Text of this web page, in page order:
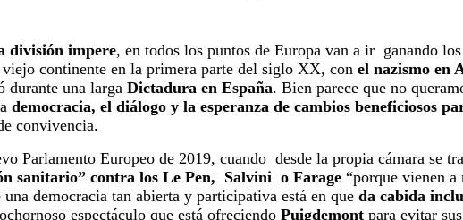
división impere, en todos los puntos de Europa van a ir ganando
continente en la primera parte del siglo XX, con el nazismo en
durante una larga Dictadura en España. Bien parece que no
democracia, el diálogo y la esperanza de cambios beneficiosos
convivencia.
Parlamento Europeo de 2019, cuando desde la propia cámara se
sanitario” contra los Le Pen, Salvini o Farage “porque vienen
democracia tan abierta y participativa está en que da cabida
espectáculo que está ofreciendo Puigdemont para evitar